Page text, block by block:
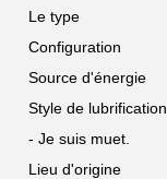
Le type
Configuration
Source d'énergie
Style de lubrification
- Je suis muet.
Lieu d'origine